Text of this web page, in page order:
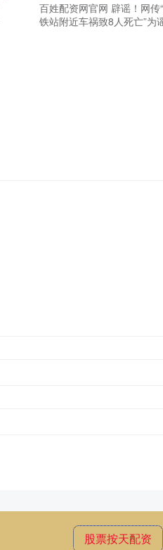
百姓配资网官网 辟谣！网传
铁站附近车祸致8人死亡”为
股票按天配资